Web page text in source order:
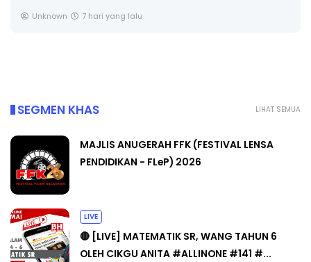
🔴 [LIVE] PRINSIP PERAKAUNAN,
LIHAT SEMUA
SEGMEN KHAS
MAJLIS ANUGERAH FFK (FESTIVAL LENSA
PENDIDIKAN - FLeP) 2026
LIVE
🔴 [LIVE] MATEMATIK SR, WANG TAHUN 6
OLEH CIKGU ANITA #ALLINONE #141 #...